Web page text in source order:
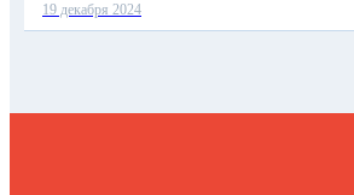
19 декабря 2024